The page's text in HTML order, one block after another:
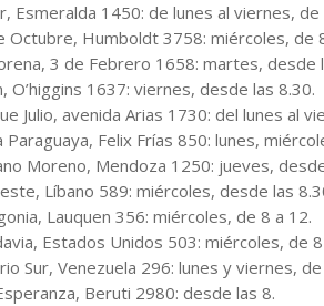
Esmeralda 1450: de lunes al viernes, de
Octubre, Humboldt 3758: miércoles, de
3 de Febrero 1658: martes, desde
O’higgins 1637: viernes, desde las 8.30.
Julio, avenida Arias 1730: del lunes al
Paraguaya, Felix Frías 850: lunes,
Moreno, Mendoza 1250: jueves,
Líbano 589: miércoles, desde las
Lauquen 356: miércoles, de 8 a 12.
Estados Unidos 503: miércoles, de
Sur, Venezuela 296: lunes y viernes,
Beruti 2980: desde las 8.